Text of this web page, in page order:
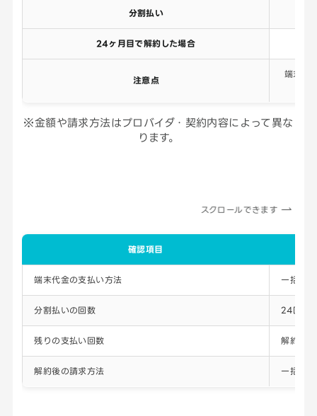
分割払い
24ヶ月目で解約した場合
注意点
端末代
※金額や請求方法はプロバイダ・契約内容によって異な
ります。
スクロールできます
確認項目
端末代金の支払い方法 一括払
分割払いの回数 24回払
残りの支払い回数 解約時
解約後の請求方法 一括請